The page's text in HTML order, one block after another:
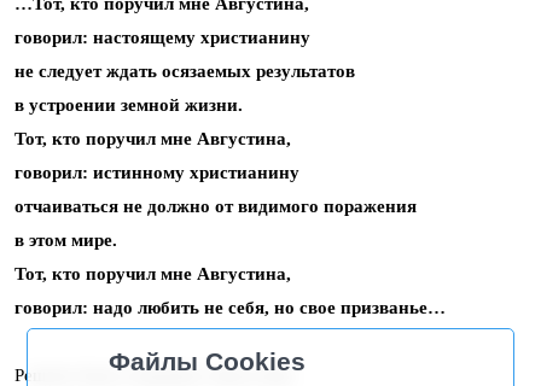
говорил: настоящему христианину
не следует ждать осязаемых результатов
в устроении земной жизни.
Тот, кто поручил мне Августина,
говорил: истинному христианину
отчаиваться не должно от видимого поражения
в этом мире.
Тот, кто поручил мне Августина,
говорил: надо любить не себя, но свое призванье…
Решено было отправить Августина
Файлы Cookies